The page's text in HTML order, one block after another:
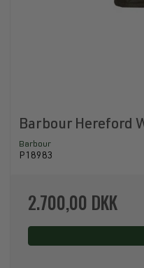
Barbour Hereford
Barbour
P18983
2.700,00 DKK